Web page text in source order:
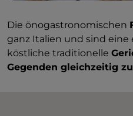
Die önogastronomischen
ganz Italien und sind
köstliche traditionelle
Gegenden gleichzeitig